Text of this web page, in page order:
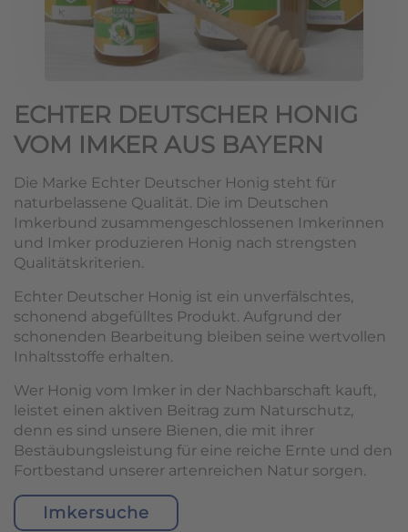
ECHTER DEUTSCHER HONIG
VOM IMKER AUS BAYERN
Die Marke Echter Deutscher Honig steht für
naturbelassene Qualität. Die im Deutschen
Imkerbund zusammengeschlossenen Imkerinnen
und Imker produzieren Honig nach strengsten
Qualitätskriterien.
Echter Deutscher Honig ist ein unverfälschtes,
schonend abgefülltes Produkt. Aufgrund der
schonenden Bearbeitung bleiben seine wertvollen
Inhaltsstoffe erhalten.
Wer Honig vom Imker in der Nachbarschaft kauft,
leistet einen aktiven Beitrag zum Naturschutz,
denn es sind unsere Bienen, die mit ihrer
Bestäubungsleistung für eine reiche Ernte und den
Fortbestand unserer artenreichen Natur sorgen.
Imkersuche